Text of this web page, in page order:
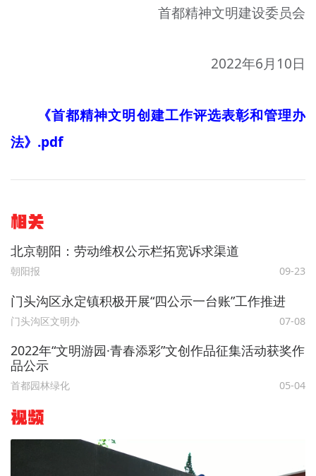
首都精神文明建设委员会
2022年6月10日
《首都精神文明创建工作评选表彰和管理办
法》.pdf
相关
北京朝阳：劳动维权公示栏拓宽诉求渠道
朝阳报 09-23
门头沟区永定镇积极开展“四公示一台账”工作推进
门头沟区文明办 07-08
2022年“文明游园·青春添彩”文创作品征集活动获奖作
品公示
首都园林绿化 05-04
视频